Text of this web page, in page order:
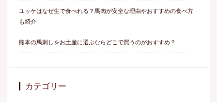
ユッケはなぜ生で食べれる？馬肉が安全な理由やおすすめの食べ方
も紹介
熊本の馬刺しをお土産に選ぶならどこで買うのがおすすめ？
カテゴリー